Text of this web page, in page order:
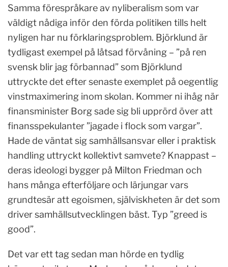
Samma förespråkare av nyliberalism som var
väldigt nådiga inför den förda politiken tills helt
nyligen har nu förklaringsproblem. Björklund är
tydligast exempel på låtsad förvåning – ”på ren
svensk blir jag förbannad” som Björklund
uttryckte det efter senaste exemplet på oegentlig
vinstmaximering inom skolan. Kommer ni ihåg när
finansminister Borg sade sig bli upprörd över att
finansspekulanter ”jagade i flock som vargar”.
Hade de väntat sig samhällsansvar eller i praktisk
handling uttryckt kollektivt samvete? Knappast –
deras ideologi bygger på Milton Friedman och
hans många efterföljare och lärjungar vars
grundtesär att egoismen, själviskheten är det som
driver samhällsutvecklingen bäst. Typ ”greed is
good”.
Det var ett tag sedan man hörde en tydlig